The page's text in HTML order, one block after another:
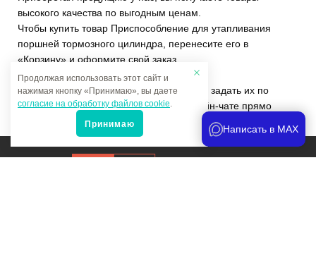
высокого качества по выгодным ценам.
Чтобы купить товар Приспособление для утапливания
поршней тормозного цилиндра, перенесите его в
«Корзину» и оформите свой заказ.
Если у вас остались вопросы, вы можете задать их по
телефону+7 (4822)65-69-46или в онлайн-чате прямо
Продвижение сайта
Продолжая использовать этот сайт и
нажимая кнопку «Принимаю», вы даете
согласие на обработку файлов cookie.
Принимаю Написать в MAX